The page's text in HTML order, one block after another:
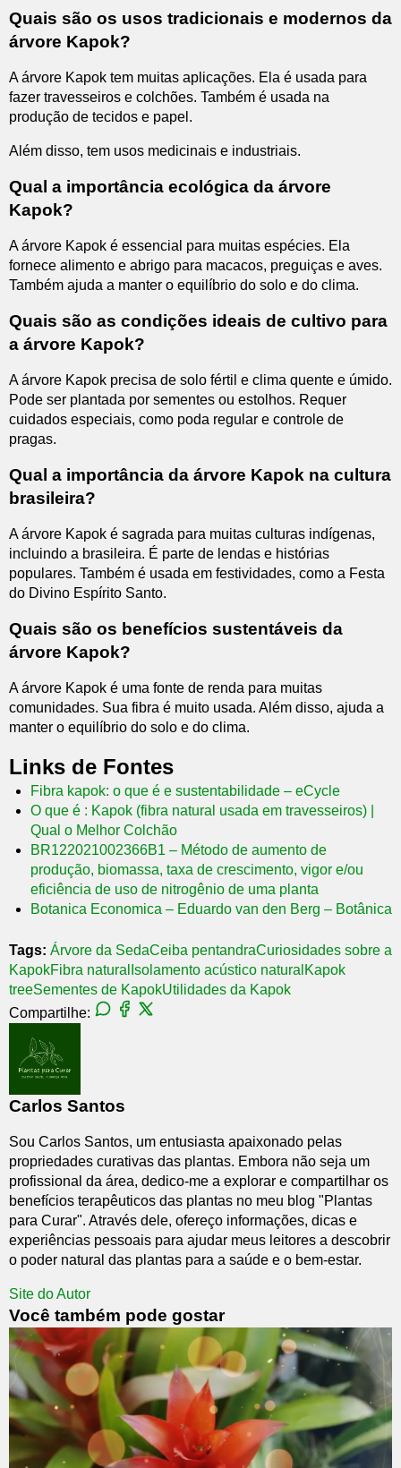
Quais são os usos tradicionais e modernos da
árvore Kapok?
A árvore Kapok tem muitas aplicações. Ela é usada para
fazer travesseiros e colchões. Também é usada na
produção de tecidos e papel.
Além disso, tem usos medicinais e industriais.
Qual a importância ecológica da árvore
Kapok?
A árvore Kapok é essencial para muitas espécies. Ela
fornece alimento e abrigo para macacos, preguiças e aves.
Também ajuda a manter o equilíbrio do solo e do clima.
Quais são as condições ideais de cultivo para
a árvore Kapok?
A árvore Kapok precisa de solo fértil e clima quente e úmido.
Pode ser plantada por sementes ou estolhos. Requer
cuidados especiais, como poda regular e controle de
pragas.
Qual a importância da árvore Kapok na cultura
brasileira?
A árvore Kapok é sagrada para muitas culturas indígenas,
incluindo a brasileira. É parte de lendas e histórias
populares. Também é usada em festividades, como a Festa
do Divino Espírito Santo.
Quais são os benefícios sustentáveis da
árvore Kapok?
A árvore Kapok é uma fonte de renda para muitas
comunidades. Sua fibra é muito usada. Além disso, ajuda a
manter o equilíbrio do solo e do clima.
Links de Fontes
Fibra kapok: o que é e sustentabilidade – eCycle
O que é : Kapok (fibra natural usada em travesseiros) |
Qual o Melhor Colchão
BR122021002366B1 – Método de aumento de
produção, biomassa, taxa de crescimento, vigor e/ou
eficiência de uso de nitrogênio de uma planta
Botanica Economica – Eduardo van den Berg – Botânica
Tags: Árvore da SedaCeiba pentandraCuriosidades sobre a
KapokFibra natural Isolamento acústico natural Kapok
treeSementes de KapokUtilidades da Kapok
Compartilhe:
Carlos Santos
Sou Carlos Santos, um entusiasta apaixonado pelas
propriedades curativas das plantas. Embora não seja um
profissional da área, dedico-me a explorar e compartilhar os
benefícios terapêuticos das plantas no meu blog "Plantas
para Curar". Através dele, ofereço informações, dicas e
experiências pessoais para ajudar meus leitores a descobrir
o poder natural das plantas para a saúde e o bem-estar.
Site do Autor
Você também pode gostar